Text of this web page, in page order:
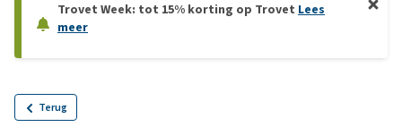
Trovet Week: tot 15% korting op Trovet Lees
meer
Terug